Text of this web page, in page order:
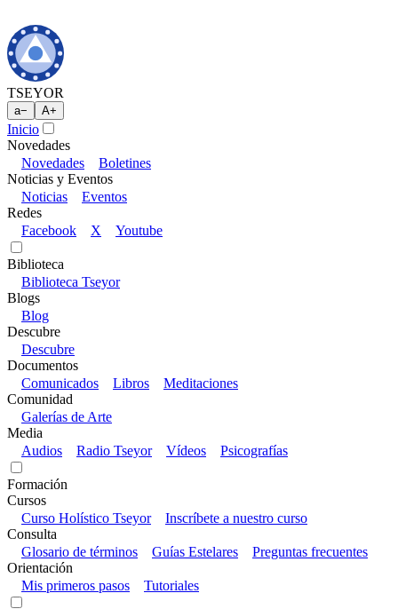
TSEYOR
a− A+
Inicio
Novedades
Novedades
Boletines
Noticias y Eventos
Noticias
Eventos
Redes
Facebook
X Youtube
Biblioteca
Biblioteca Tseyor
Blogs
Blog
Descubre
Descubre
Documentos
Comunicados
Libros
Meditaciones
Comunidad
Galerías de Arte
Media
Audios
Radio Tseyor Vídeos Psicografías
Formación
Cursos
Curso Holístico Tseyor
Inscríbete a nuestro curso
Consulta
Glosario de términos
Guías Estelares
Preguntas frecuentes
Orientación
Mis primeros pasos
Tutoriales